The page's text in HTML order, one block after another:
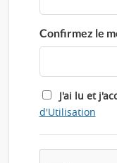
Confirmez le
J'ai lu et
d'Utilisation